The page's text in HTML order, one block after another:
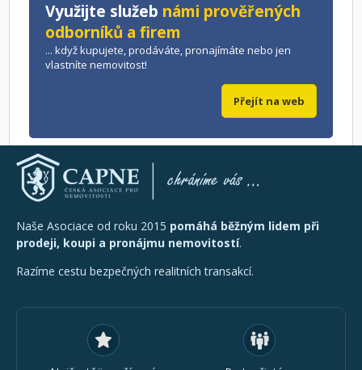
Využijte služeb námi prověřených
odborníků a firem
... když kupujete, prodáváte, pronajímáte nebo jen
vlastníte nemovitost!
Přejít na web
Naše Asociace od roku 2015 pomáhá běžným lidem při
prodeji, koupi a pronájmu nemovitostí.
Razíme cestu bezpečných realitních transakcí.